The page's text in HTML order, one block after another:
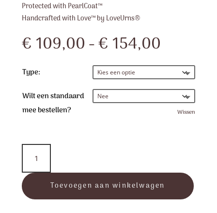
Protected with PearlCoat™
Handcrafted with Love™ by LoveUrns®
€ 109,00-€ 154,00
tot
€
Type:
Wilt een standaard
mee bestellen?
Wissen
Heart
-
Cranberry
aantal
Toevoegen aan winkelwagen